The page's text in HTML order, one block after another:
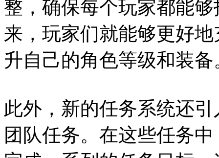
整，确保每个玩家都能
来，玩家们就能够更好
升自己的角色等级和装备
此外，新的任务系统还
团队任务。在这些任务